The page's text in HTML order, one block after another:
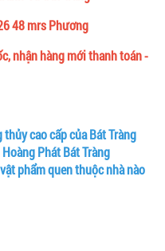
48 mrs Phương
nhận hàng mới thanh toán -
cao cấp của Bát Tràng
Phát Bát Tràng
phẩm quen thuộc nhà nào